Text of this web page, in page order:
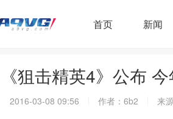
首页 新闻
《狙击精英4》公布
2016-03-08 09:56 作者：6b2 来